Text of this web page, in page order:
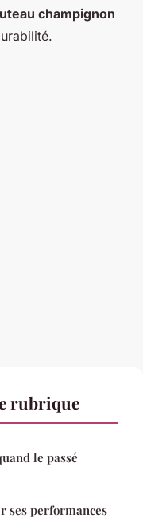
champignon
rubrique
le passé
ses performances